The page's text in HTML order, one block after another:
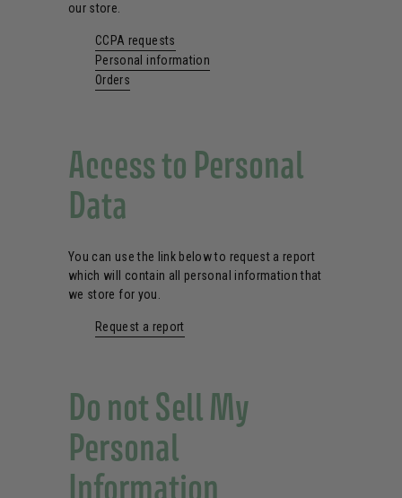
our store.
CCPA requests
Personal information
Orders
Access to Personal
Data
You can use the link below to request a report
which will contain all personal information that
we store for you.
Request a report
Do not Sell My
Personal
Information